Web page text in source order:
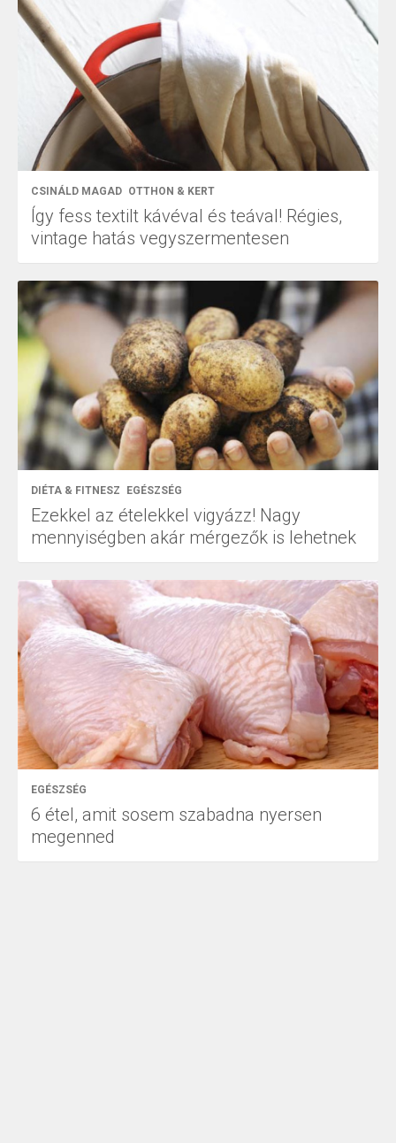
CSINÁLD MAGAD OTTHON & KERT
Így fess textilt kávéval és teával! Régies,
vintage hatás vegyszermentesen
DIÉTA & FITNESZ EGÉSZSÉG
Ezekkel az ételekkel vigyázz! Nagy
mennyiségben akár mérgezők is lehetnek
EGÉSZSÉG
6 étel, amit sosem szabadna nyersen
megenned